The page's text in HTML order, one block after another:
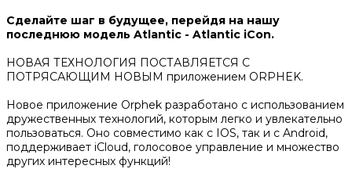
Сделайте шаг в будущее, перейдя на нашу
последнюю модель Atlantic - Atlantic iCon.
НОВАЯ ТЕХНОЛОГИЯ ПОСТАВЛЯЕТСЯ С
ПОТРЯСАЮЩИМ НОВЫМ приложением ORPHEK.
Новое приложение Orphek разработано с использованием
дружественных технологий, которым легко и увлекательно
пользоваться. Оно совместимо как с IOS, так и с Android,
поддерживает iCloud, голосовое управление и множество
других интересных функций!